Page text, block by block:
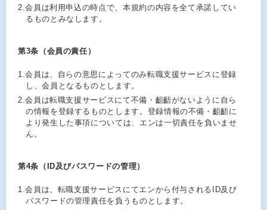
2.会員は利用申込の時点で、本規約の内容を全て承諾してい
るものとみなします。
第3条（会員の責任）
1.会員は、自らの意思によってのみ転職支援サービスに登録
し、会員となるものとします。
2.会員は転職支援サービスにて不備・齟齬がないように自ら
の情報を登録するものとします。登録情報の不備・齟齬に
より発生した事項については、エンは一切責任を負いませ
ん。
第4条（ID及びパスワードの管理）
1.会員は、転職支援サービスにてエンから付与されるID及び
パスワードの管理責任を負うものとします。